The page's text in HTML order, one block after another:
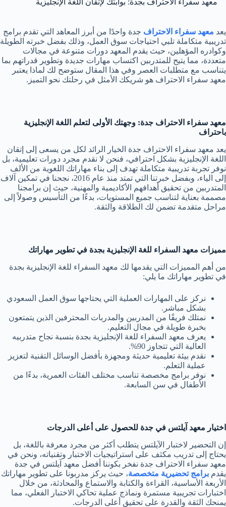
معهد سفراء الاحتراف بجدة: بوابتك لإتقان اللغة الإنجليزية
يعد معهد سفراء الاحتراف جدة واحدًا من أبرز المعاهد التي تقدم برامج
تدريبية متكاملة تلبي احتياجات سوق العمل، وذلك بفضل خبرته الطويلة
وكوادره المؤهلين، حيث يقدم المعهد دورات متنوعة في مجالات
متعددة، مما يتيح للمتدربين اكتساب مهارات جديدة وتطوير قدراتهم بما
يتناسب مع متطلبات العصر وفي هذا المقال ستوضح لك لماذا يعتبر
معهد سفراء الاحتراف هو شريكك الأمثل في رحلتك نحو التميز.
معهد سفراء الاحتراف جدة: وجهتك الأولى لتعلم اللغة الإنجليزية
باحتراف
يعد معهد سفراء الاحتراف جدة الخيار الرائد لكل من يسعى إلى إتقان
اللغة الإنجليزية بشكل احترافي، فنحن لا نقدم مجرد دورات تعليمية، بل
نوفر تجربة تدريبية متكاملة تهدف إلى بناء مهاراتك اللغوية من الألف
إلى الياء، وبفضل خبرتنا التي تمتد منذ عام 2016، نجحنا في تمكين آلاف
المتدربين من تحقيق أهدافهم الأكاديمية والمهنية، حيث إن برامجنا
مصممة بعناية لتناسب جميع المستويات، بدءًا من التأسيس وصولاً إلى
مراحل متقدمة تضمن لك الطلاقة والثقة.
مميزات معهد السفراء للغة الإنجليزية بجدة في تطوير مهاراتك
من أهم المميزات التي يقدمها لك معهد السفراء للغة الإنجليزية بجدة
في تطوير مهاراتك ما يلي:
نركز على المهارات العملية التي يحتاجها سوق العمل السعودي
بشكل مباشر.
نمتلك فريقًا من المدربين والمدربات المحترفين الذين يتمتعون
بخبرة طويلة في مجال التعليم.
يعرف معهد السفراء للغة الإنجليزية بجدة بنسبة نجاح متدربيه
العالية التي تتجاوز 90%.
نقدم بيئة تعليمية حديثة ومجهزة بأفضل الوسائل التقنية لتعزيز
عملية التعلم.
نوفر برامج مخصصة تناسب مختلف الفئات العمرية، بدءًا من
الأطفال في سن السابعة.
اختيار معهد آيلتس في جدة للحصول على أعلى الدرجات
إن التحضير لاختبار الآيلتس يتطلب أكثر من مجرد معرفة باللغة، بل
يحتاج إلى تدريب مكثف على استراتيجيات الاختبار وتقنياته، ونحن في
معهد سفراء الاحتراف جدة نفخر بكوننا أفضل معهد آيلتس في جدة
يقدم برامج تحضيرية متخصصة، حيث يركز مدربونا على تطوير مهاراتك
الأربعة الأساسية، القراءة والكتابة والاستماع والمحادثة، من خلال
اختبارات تجريبية مستمرة ونماذج عملية تحاكي الاختبار الفعلي، مما
يمنحك الثقة والقدرة على تحقيق أعلى الدرجات.